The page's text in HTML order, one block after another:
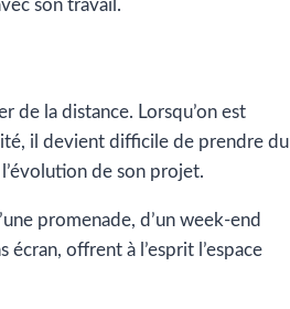
son travail.
de la distance. Lorsqu’on est
il devient difficile de prendre du
de son projet.
promenade, d’un week-end
offrent à l’esprit l’espace